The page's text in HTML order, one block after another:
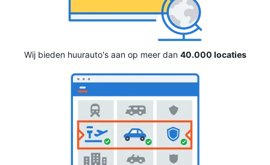
Wij bieden huurauto's aan op meer dan 40.000 locaties